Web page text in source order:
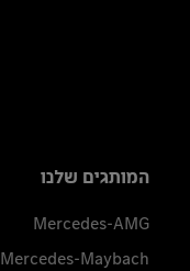
המותגים שלנו
Mercedes-AMG
Mercedes-Maybach